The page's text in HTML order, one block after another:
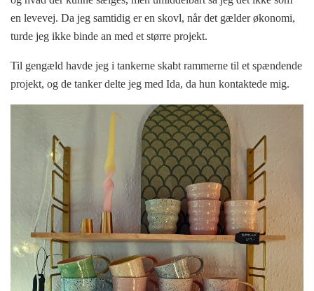
en levevej. Da jeg samtidig er en skovl, når det gælder økonomi,
turde jeg ikke binde an med et større projekt.
Til gengæld havde jeg i tankerne skabt rammerne til et spændende
projekt, og de tanker delte jeg med Ida, da hun kontaktede mig.